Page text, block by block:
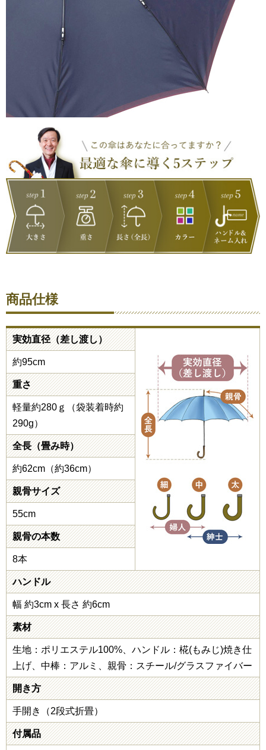
商品仕様
実効直径（差し渡し）
約95cm
重さ
軽量約280ｇ（袋装着時約
290g）
全長（畳み時）
約62cm（約36cm）
親骨サイズ
55cm
親骨の本数
8本
ハンドル
幅 約3cm x 長さ 約6cm
素材
生地：ポリエステル100%、ハンドル：椛(もみじ)焼き仕
上げ、中棒：アルミ、親骨：スチール/グラスファイバー
開き方
手開き（2段式折畳）
付属品